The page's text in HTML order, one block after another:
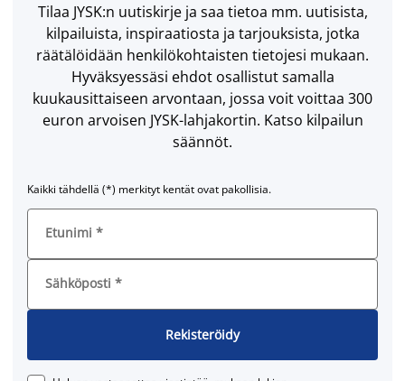
Tilaa JYSK:n uutiskirje ja saa tietoa mm. uutisista,
kilpailuista, inspiraatiosta ja tarjouksista, jotka
räätälöidään henkilökohtaisten tietojesi mukaan.
Hyväksyessäsi ehdot osallistut samalla
kuukausittaiseen arvontaan, jossa voit voittaa 300
euron arvoisen JYSK-lahjakortin. Katso kilpailun
säännöt.
Kaikki tähdellä (*) merkityt kentät ovat pakollisia.
Etunimi *
Sähköposti *
Rekisteröidy